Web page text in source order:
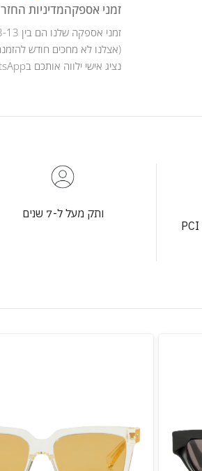
זמני אספקהמדיניות
זמני אספקה שלנו הם בין 3-13 ימי עסקים .
(אצלנו לא מחכים חודש
נציג אישי ילווה אותכם בWhatsApp לאורך כל מהלך ההזמנה .
ותק מעל ל-7 שנים